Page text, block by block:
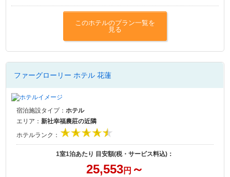
このホテルのプラン一覧を
見る
ファーグローリー ホテル 花蓮
宿泊施設タイプ：ホテル
エリア：新社幸福農莊の近隣
ホテルランク：
1室1泊あたり 目安額(税・サービス料込)：
25,553円 ～